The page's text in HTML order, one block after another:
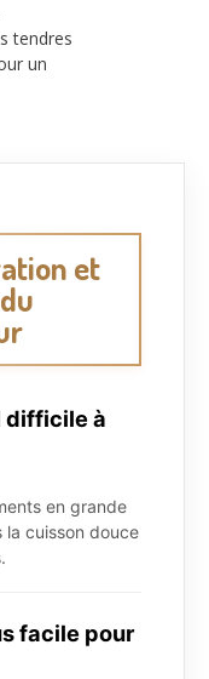
tendres
un
et
difficile à
en grande
la cuisson douce
facile pour